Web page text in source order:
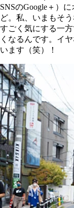
SNSのGoogle＋）
ど。私、いまもそ
すごく気にする一
くなるんです。イ
います（笑）！